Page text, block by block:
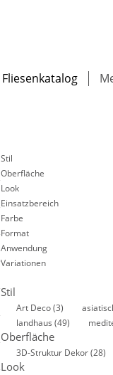
Fliesenkatalog
Stil
Oberfläche
Look
Einsatzbereich
Farbe
Format
Anwendung
Variationen
Stil
Art Deco(3)
landhaus (49)
Oberfläche
3D-Struktur Dekor(28)
Look